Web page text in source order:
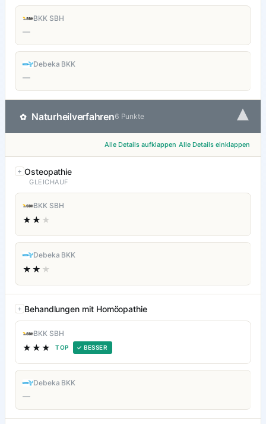
BKK SBH
—
Debeka BKK
—
✿ Naturheilverfahren6 Punkte ▾
Alle Details aufklappen Alle Details einklappen
Osteopathie
GLEICHAUF
BKK SBH
★★ ★
Debeka BKK
★★ ★
Behandlungen mit Homöopathie
BKK SBH
★★★ TOP ✓ BESSER
Debeka BKK
—